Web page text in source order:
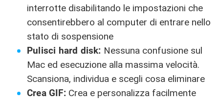
interrotte disabilitando le impostazioni che
consentirebbero al computer di entrare nello
stato di sospensione
Pulisci hard disk: Nessuna confusione sul
Mac ed esecuzione alla massima velocità.
Scansiona, individua e scegli cosa eliminare
Crea GIF: Crea e personalizza facilmente